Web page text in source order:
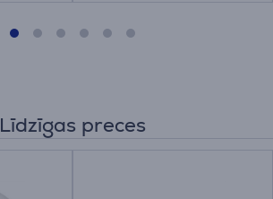
Līdzīgas preces